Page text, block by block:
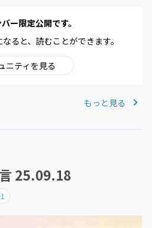
ー限定公開です。
ると、読むことができます。
ニティを見る
もっと見る
25.09.18
1